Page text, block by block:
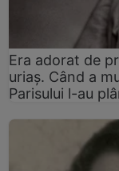
Era adorat de
uriaș. Când a
Parisului l-au